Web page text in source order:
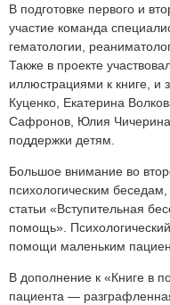
В подготовке первого и
участие команда
гематологии,
Также в проекте
иллюстрациями к книге, и
Куценко, Екатерина
Сафронов, Юлия Чичерина
поддержки детям.
Большое внимание во
психологическим
статьи «Вступительная
помощь».
помощи маленьким
В дополнение к «Книге в
пациента —